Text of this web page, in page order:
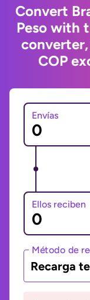
Convert
Peso with
COP
Envías
Ellos reciben
Método de
Recarga